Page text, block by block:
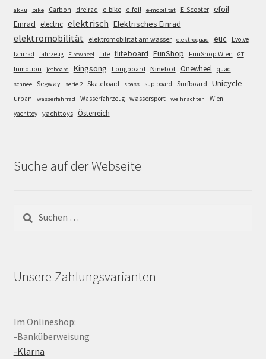
akku bike Carbon dreirad e-bike e-foil e-mobilität E-Scooter efoil
Einrad electric elektrisch Elektrisches Einrad
elektromobilität elektromobilität am wasser elektroquad euc
Evolve
fahrrad
fahrzeug Firewheel flite fliteboard FunShop FunShop Wien GT
Inmotion jetboard Kingsong Longboard Ninebot Onewheel quad
schnee Segway serie 2 Skateboard spass sup board Surfboard Unicycle
urban wasserfahrrad Wasserfahrzeug wassersport weihnachten
Wien
yachttoy yachttoys Österreich
Suche auf der Webseite
Suchen
nach:
Unsere Zahlungsvarianten
Im Onlineshop:
-Banküberweisung
-Klarna